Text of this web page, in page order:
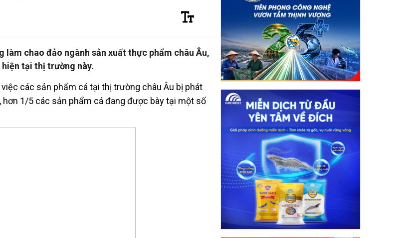
làm chao đảo ngành sản xuất thực phẩm châu Âu,
tại thị trường này.
các sản phẩm cá tại thị trường châu Âu bị phát
hơn 1/5 các sản phẩm cá đang được bày tại một số